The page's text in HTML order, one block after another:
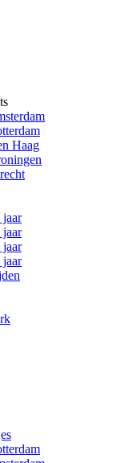
Haag
jaar
jaar
jaar
jaar